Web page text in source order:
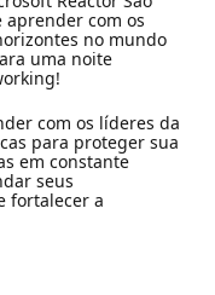
com os
no mundo
uma noite
com os líderes da
para proteger sua
em constante
seus
fortalecer a